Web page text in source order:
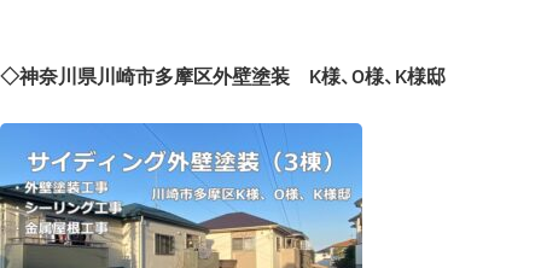
◇神奈川県川崎市多摩区外壁塗装 K様、O様、K様邸